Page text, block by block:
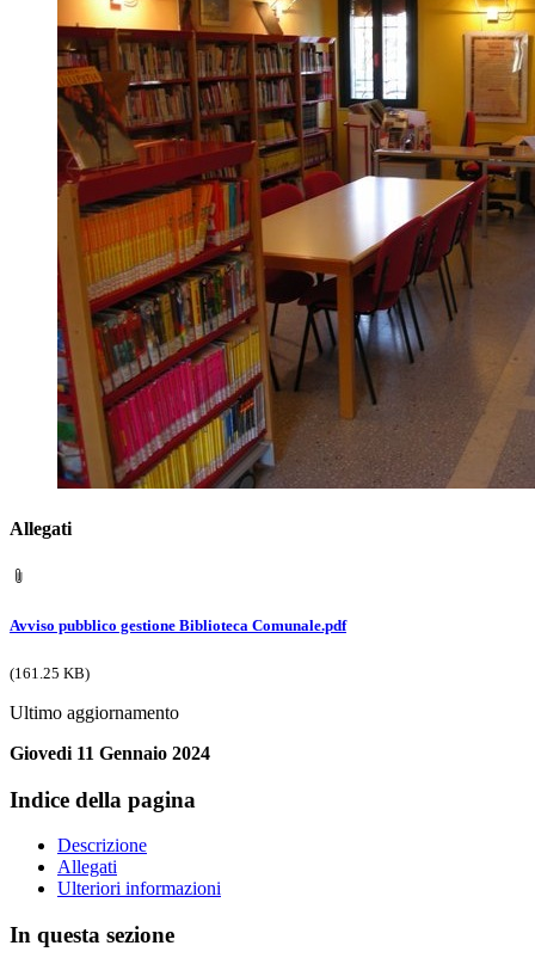
Allegati
Avviso pubblico gestione Biblioteca Comunale.pdf
(161.25 KB)
Ultimo aggiornamento
Giovedi 11 Gennaio 2024
Indice della pagina
Descrizione
Allegati
Ulteriori informazioni
In questa sezione